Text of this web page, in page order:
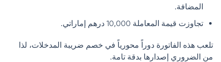
المضافة.
تجاوزت قيمة المعاملة 10,000 درهم إماراتي.
تلعب هذه الفاتورة دوراً محورياً في خصم ضريبة المدخلات، لذا
من الضروري إصدارها بدقة تامة.